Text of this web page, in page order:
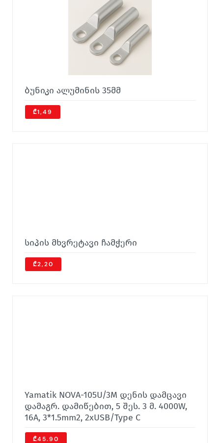
ბუნიკი ალუმინის 35მმ
₾1,49
სიპის მხვრეტავი ჩამჭერი
₾2,20
Yamatik NOVA-105U/3M დენის დამცავი
დამაგრ. დამიწებით, 5 შეს. 3 მ. 4000W,
16A, 3*1.5mm2, 2xUSB/Type C
₾45.90